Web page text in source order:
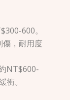
600。
傷，耐用度
NT$600-
衝。